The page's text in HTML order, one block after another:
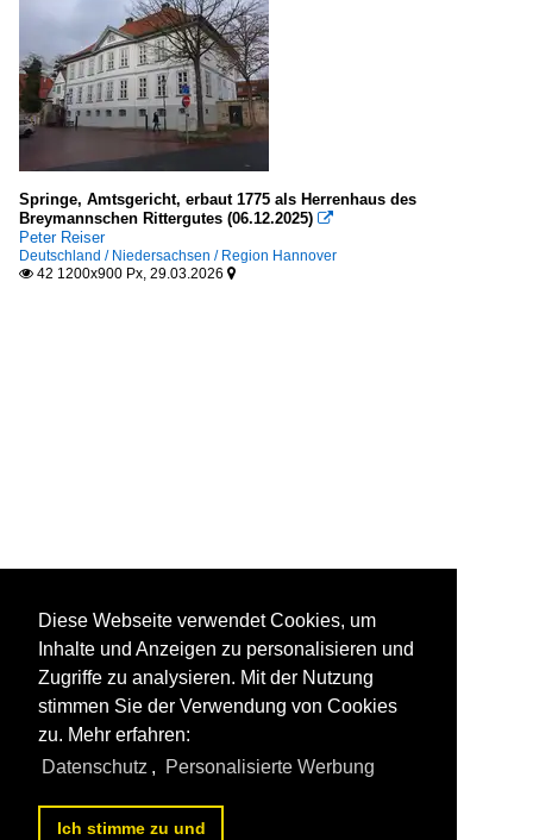
Springe, Amtsgericht, erbaut 1775 als Herrenhaus des
Breymannschen Rittergutes (06.12.2025) 
Peter Reiser
Deutschland / Niedersachsen / Region Hannover
 42 1200x900 Px, 29.03.2026 
Diese Webseite verwendet Cookies, um
Inhalte und Anzeigen zu personalisieren und
Zugriffe zu analysieren. Mit der Nutzung
stimmen Sie der Verwendung von Cookies
zu. Mehr erfahren:
Datenschutz , Personalisierte Werbung
Ich stimme zu und